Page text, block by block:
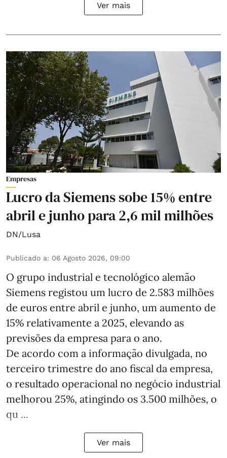
Ver mais
Empresas
Lucro da Siemens sobe 15% entre
abril e junho para 2,6 mil milhões
DN/Lusa
Publicado a: 06 Agosto 2026, 09:00
O grupo industrial e tecnológico alemão
Siemens registou um lucro de 2.583 milhões
de euros entre abril e junho, um aumento de
15% relativamente a 2025, elevando as
previsões da empresa para o ano.
De acordo com a informação divulgada, no
terceiro trimestre do ano fiscal da empresa,
o resultado operacional no negócio industrial
melhorou 25%, atingindo os 3.500 milhões, o
qu ...
Ver mais